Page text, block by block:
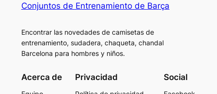
Conjuntos de Entrenamiento de Barça
Encontrar las novedades de camisetas de
entrenamiento, sudadera, chaqueta, chandal
Barcelona para hombres y niños.
Acerca de Privacidad Social